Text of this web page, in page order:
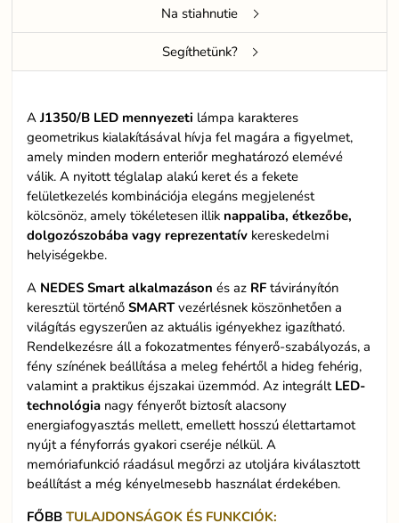
Na stiahnutie
Segíthetünk?
AJ1350/B LED mennyezeti lámpa karakteres
geometrikus kialakításával hívja fel magára a figyelmet,
amely minden modern enteriőr meghatározó elemévé
válik. A nyitott téglalap alakú keret és a fekete
felületkezelés kombinációja elegáns megjelenést
kölcsönöz, amely tökéletesen illik nappaliba, étkezőbe,
dolgozószobába vagy reprezentatív kereskedelmi
helyiségekbe.
A NEDES Smart alkalmazáson és az RF távirányítón
keresztül történőSMARTvezérlésnek köszönhetően a
világítás egyszerűen az aktuális igényekhez igazítható.
Rendelkezésre áll a fokozatmentes fényerő-szabályozás, a
fény színének beállítása a meleg fehértől a hideg fehérig,
valamint a praktikus éjszakai üzemmód. Az integráltLED-
technológia nagy fényerőt biztosít alacsony
energiafogyasztás mellett, emellett hosszú élettartamot
nyújt a fényforrás gyakori cseréje nélkül. A
memóriafunkció ráadásul megőrzi az utoljára kiválasztott
beállítást a még kényelmesebb használat érdekében.
FŐBB TULAJDONSÁGOK ÉS FUNKCIÓK: